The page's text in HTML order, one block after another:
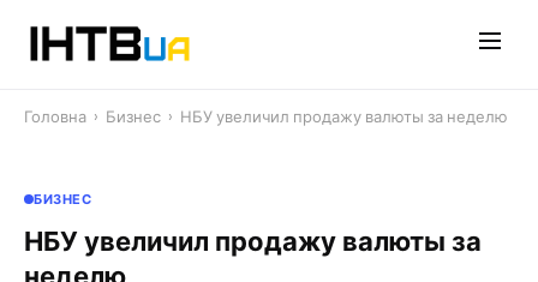
Головна › Бизнес › НБУ увеличил продажу валюты за неделю
БИЗНЕС
НБУ увеличил продажу валюты за